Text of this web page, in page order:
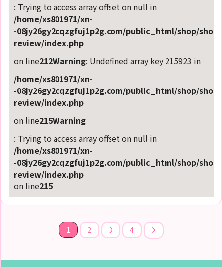
: Trying to access array offset on null in
/home/xs801971/xn-
-08jy26gy2cqzgfuj1p2g.com/public_html/shop/shop-
review/index.php
on line212Warning: Undefined array key 215923 in
/home/xs801971/xn-
-08jy26gy2cqzgfuj1p2g.com/public_html/shop/shop-
review/index.php
on line215Warning
: Trying to access array offset on null in
/home/xs801971/xn-
-08jy26gy2cqzgfuj1p2g.com/public_html/shop/shop-
review/index.php
on line215
1 2 3 4